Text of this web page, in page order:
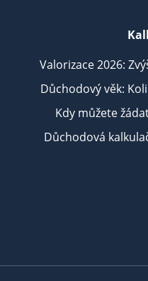
Valorizace 2026:
Důchodový věk:
Kdy můžete
Důchodová